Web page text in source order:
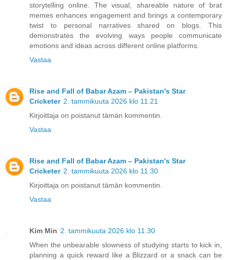
storytelling online. The visual, shareable nature of brat
memes enhances engagement and brings a contemporary
twist to personal narratives shared on blogs. This
demonstrates the evolving ways people communicate
emotions and ideas across different online platforms.
Vastaa
Rise and Fall of Babar Azam – Pakistan's Star
Cricketer 2. tammikuuta 2026 klo 11.21
Kirjoittaja on poistanut tämän kommentin.
Vastaa
Rise and Fall of Babar Azam – Pakistan's Star
Cricketer 2. tammikuuta 2026 klo 11.30
Kirjoittaja on poistanut tämän kommentin.
Vastaa
Kim Min 2. tammikuuta 2026 klo 11.30
When the unbearable slowness of studying starts to kick in,
planning a quick reward like a Blizzard or a snack can be